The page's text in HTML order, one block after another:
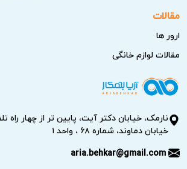
مقالات
ارور ها
مقالات لوازم خانگی
نارمک، خیابان دکتر آیت، پایین تر از چهار راه
خیابان دماوند، شماره ۶۸ ، واحد ۱
aria.behkar@gmail.com